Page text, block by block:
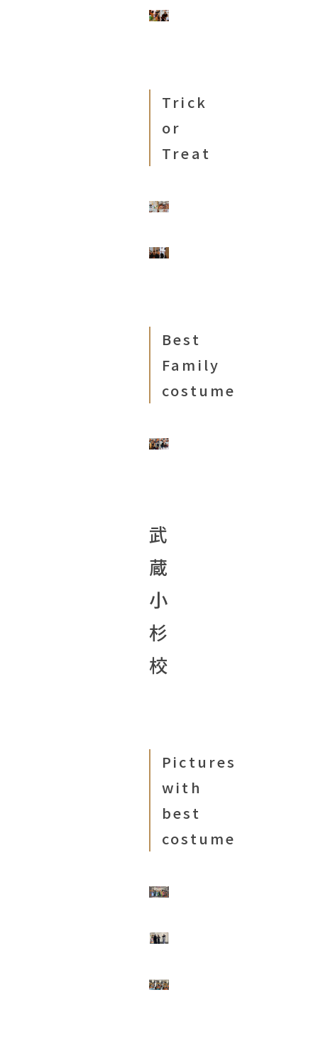
Trick
or
Treat
Best
Family
costume
武
蔵
小
杉
校
Pictures
with
best
costume